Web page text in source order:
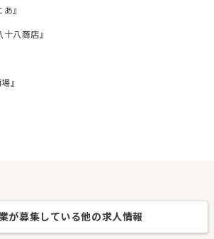
』
十八商店』
』
が募集している他の求人情報